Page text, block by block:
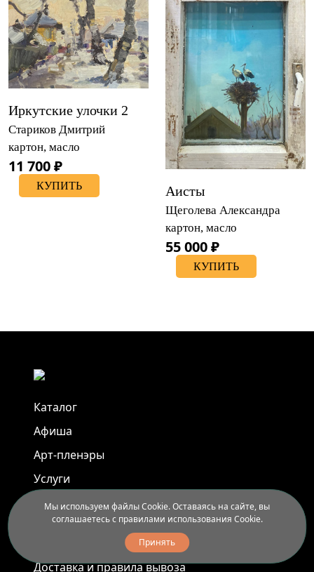
Иркутские улочки 2
Стариков Дмитрий
картон, масло
11 700 ₽
КУПИТЬ Аисты
Щеголева Александра
картон, масло
55 000 ₽
КУПИТЬ
Каталог
Афиша
Арт-пленэры
Услуги
Новости
Доставка и правила вывоза
Мы используем файлы Cookie. Оставаясь на сайте, вы
соглашаетесь с правилами использования Cookie.
Принять